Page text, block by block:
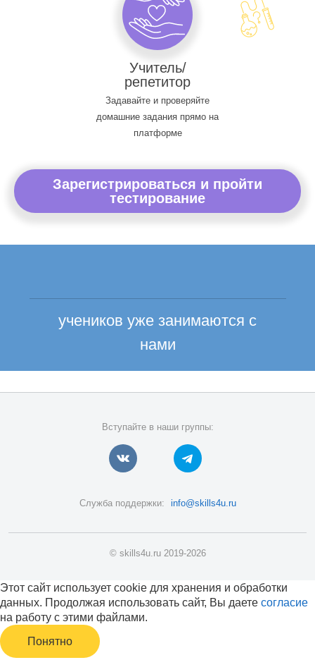
Учитель/
репетитор
Задавайте и проверяйте
домашние задания прямо на
платформе
Зарегистрироваться и пройти
тестирование
учеников уже занимаются с
нами
Вступайте в наши группы:
Служба поддержки: info@skills4u.ru
© skills4u.ru 2019-2026
Этот сайт использует cookie для хранения и обработки
данных. Продолжая использовать сайт, Вы даете согласие
на работу с этими файлами.
Понятно